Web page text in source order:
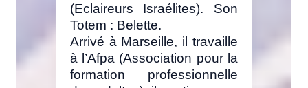
(Eclaireurs Israélites). Son
Totem : Belette.
Arrivé à Marseille, il travaille
à l’Afpa (Association pour la
formation professionnelle